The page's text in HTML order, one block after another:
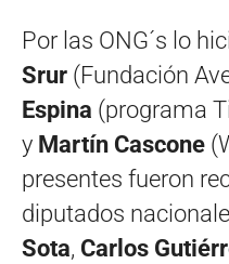
Por las ONG´s lo
Srur (Fundación
Espina (programa
y Martín Cascone
presentes fueron
diputados
Sota, Carlos